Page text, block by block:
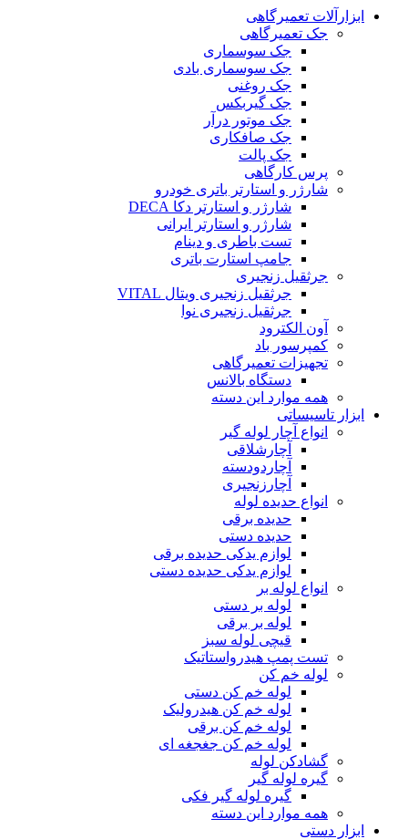
ابزارآلات تعمیرگاهی
جک تعمیرگاهی
جک سوسماری
جک سوسماری بادی
جک روغنی
جک گیربکس
جک موتور درآر
جک صافکاری
جک پالت
پرس کارگاهی
شارژر و استارتر باتری خودرو
شارژر و استارتر دکا DECA
شارژر و استارتر ایرانی
تست باطری و دینام
جامپ استارت باتری
جرثقیل زنجیری
جرثقیل زنجیری ویتال VITAL
جرثقیل زنجیری نوا
آون الکترود
کمپرسور باد
تجهیزات تعمیرگاهی
دستگاه بالانس
همه موارد این دسته
ابزار تاسیساتی
انواع آچار لوله گیر
آچارشلاقی
آچاردودسته
آچارزنجیری
انواع حدیده لوله
حدیده برقی
حدیده دستی
لوازم یدکی حدیده برقی
لوازم یدکی حدیده دستی
انواع لوله بر
لوله بر دستی
لوله بر برقی
قیچی لوله سبز
تست پمپ هیدرواستاتیک
لوله خم کن
لوله خم کن دستی
لوله خم کن هیدرولیک
لوله خم کن برقی
لوله خم کن جغجغه ای
گشادکن لوله
گیره لوله گیر
گیره لوله گیر فکی
همه موارد این دسته
ابزار دستی